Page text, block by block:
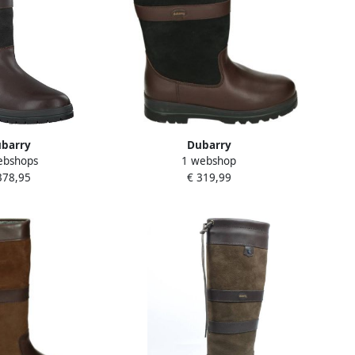
laarzen
Dubarry
DONEGAL~~~~~~~~~~~~~~~~~~~~~~~
WandellaarzenHeren
1 webshop
€ 319,99